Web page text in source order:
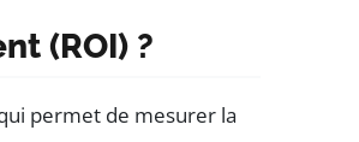
(ROI) ?
permet de mesurer la